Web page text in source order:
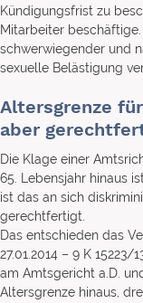
Kündigungsfrist zu
Mitarbeiter
schwerwiegender und
sexuelle Belästigung
Altersgrenze
aber
Die Klage einer
65. Lebensjahr hinaus
ist das an sich
gerechtfertigt.
Das entschieden das
27.01.2014 – 9 K
am Amtsgericht a.D.
Altersgrenze hinaus,